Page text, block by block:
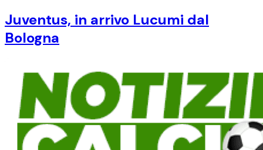
Juventus, in arrivo Lucumi dal
Bologna